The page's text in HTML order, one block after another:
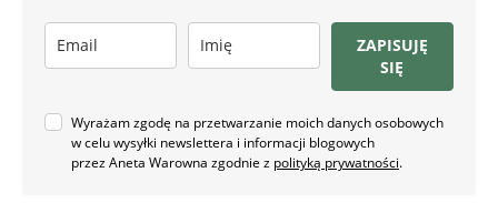
ZAPISUJĘ
SIĘ
Wyrażam zgodę na przetwarzanie moich danych osobowych
w celu wysyłki newslettera i informacji blogowych
przez Aneta Warowna zgodnie z polityką prywatności.